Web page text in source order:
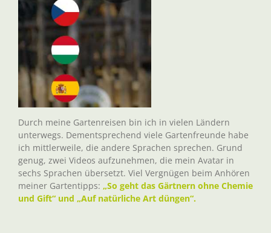
Durch meine Gartenreisen bin ich in vielen Ländern
unterwegs. Dementsprechend viele Gartenfreunde habe
ich mittlerweile, die andere Sprachen sprechen. Grund
genug, zwei Videos aufzunehmen, die mein Avatar in
sechs Sprachen übersetzt. Viel Vergnügen beim Anhören
meiner Gartentipps: „So geht das Gärtnern ohne Chemie
und Gift“ und „Auf natürliche Art düngen“.